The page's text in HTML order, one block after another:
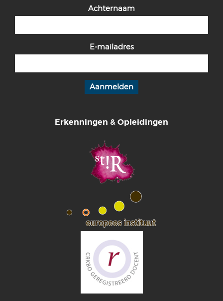
Achternaam
E-mailadres
Erkenningen & Opleidingen